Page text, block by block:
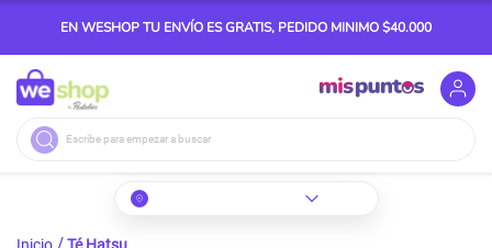
EN WESHOP TU ENVÍO ES GRATIS, PEDIDO MINIMO $40.000
Buscar
Inicio Té Hatsu